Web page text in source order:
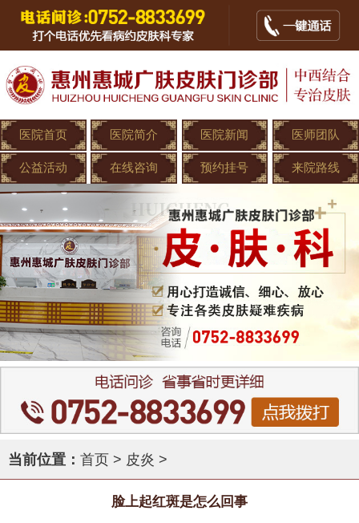
医院首页 医院简介 医院新闻 医师团队
公益活动 在线咨询 预约挂号 来院路线
当前位置： 首页> 皮炎 >
脸上起红斑是怎么回事